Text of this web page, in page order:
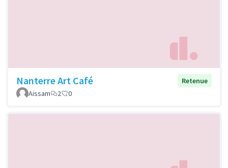
Nanterre Art Café
Retenue
Aissam
2 0